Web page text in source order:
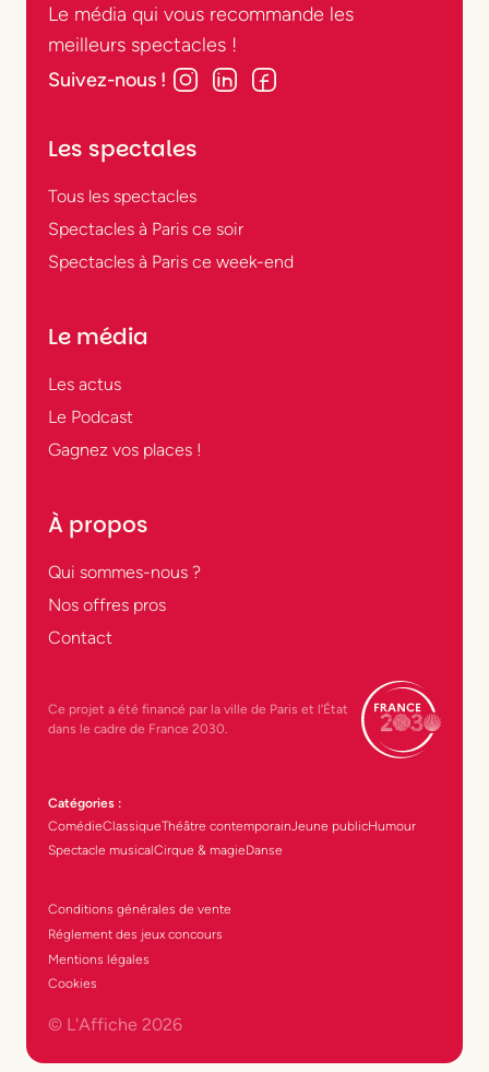
Le média qui vous recommande les
meilleurs spectacles !
Suivez-nous !
Les spectales
Tous les spectacles
Spectacles à Paris ce soir
Spectacles à Paris ce week-end
Le média
Les actus
Le Podcast
Gagnez vos places !
À propos
Qui sommes-nous ?
Nos offres pros
Contact
Ce projet a été financé par la ville de Paris et l’État
dans le cadre de France 2030.
Catégories :
ComédieClassiqueThéâtre contemporainJeune publicHumour
Spectacle musicalCirque & magieDanse
Conditions générales de vente
Réglement des jeux concours
Mentions légales
Cookies
© L'Affiche 2026